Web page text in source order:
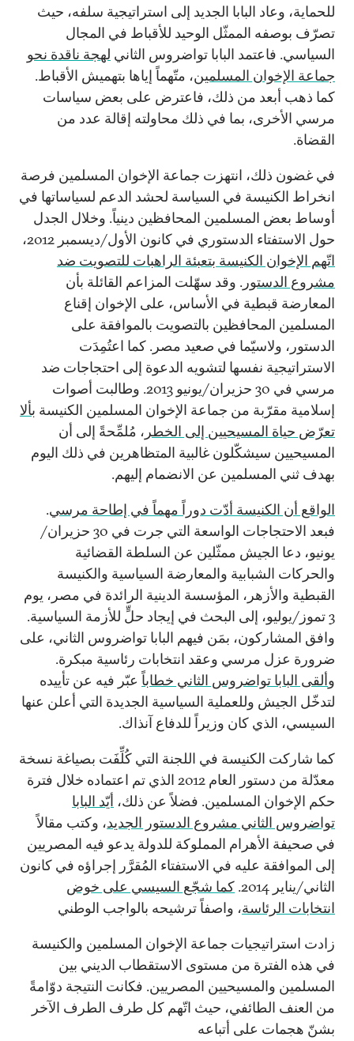
للحماية، وعاد البابا الجديد إلى استراتيجية سلفه، حيث
تصرّف بوصفه الممثّل الوحيد للأقباط في المجال
السياسي. فاعتمد البابا تواضروس الثاني لهجة ناقدة نحو
جماعة الإخوان المسلمين، متّهماً إياها بتهميش الأقباط.
كما ذهب أبعد من ذلك، فاعترض على بعض سياسات
مرسي الأخرى، بما في ذلك محاولته إقالة عدد من
القضاة.
في غضون ذلك، انتهزت جماعة الإخوان المسلمين فرصة
انخراط الكنيسة في السياسة لحشد الدعم لسياساتها في
أوساط بعض المسلمين المحافظين دينياً. وخلال الجدل
حول الاستفتاء الدستوري في كانون الأول/ديسمبر 2012،
اتّهم الإخوان الكنيسة بتعبئة الراهبات للتصويت ضد
مشروع الدستور . وقد سهّلت المزاعم القائلة بأن
المعارضة قبطية في الأساس، على الإخوان إقناع
المسلمين المحافظين بالتصويت بالموافقة على
الدستور، ولاسيّما في صعيد مصر. كما اعتُمِدَت
الاستراتيجية نفسها لتشويه الدعوة إلى احتجاجات ضد
مرسي في 30 حزيران/يونيو 2013. وطالبت أصوات
إسلامية مقرّبة من جماعة الإخوان المسلمين الكنيسة بألا
تعرّض حياة المسيحيين إلى الخطر ، مُلمِّحةً إلى أن
المسيحيين سيشكّلون غالبية المتظاهرين في ذلك اليوم
بهدف ثني المسلمين عن الانضمام إليهم.
الواقع أن الكنيسة أدّت دوراً مهماً في إطاحة مرسي.
فبعد الاحتجاجات الواسعة التي جرت في 30 حزيران/
يونيو، دعا الجيش ممثّلين عن السلطة القضائية
والحركات الشبابية والمعارضة السياسية والكنيسة
القبطية والأزهر، المؤسسة الدينية الرائدة في مصر، يوم
3 تموز/يوليو، إلى البحث في إيجاد حلٍّ للأزمة السياسية.
وافق المشاركون، بمَن فيهم البابا تواضروس الثاني، على
ضرورة عزل مرسي وعقد انتخابات رئاسية مبكرة.
وألقى البابا تواضروس الثاني خطاباً عبّر فيه عن تأييده
لتدخّل الجيش وللعملية السياسية الجديدة التي أعلن عنها
السيسي، الذي كان وزيراً للدفاع آنذاك.
كما شاركت الكنيسة في اللجنة التي كُلِّفَت بصياغة نسخة
معدّلة من دستور العام 2012 الذي تم اعتماده خلال فترة
حكم الإخوان المسلمين. فضلاً عن ذلك، أيّد البابا
تواضروس الثاني مشروع الدستور الجديد، وكتب مقالاً
في صحيفة الأهرام المملوكة للدولة يدعو فيه المصريين
إلى الموافقة عليه في الاستفتاء المُقرَّر إجراؤه في كانون
الثاني/يناير 2014.
كما شجّع السيسي على خوض
انتخابات الرئاسة، واصفاً ترشيحه بالواجب الوطني
زادت استراتيجيات جماعة الإخوان المسلمين والكنيسة
في هذه الفترة من مستوى الاستقطاب الديني بين
المسلمين والمسيحيين المصريين. فكانت النتيجة دوّامةً
من العنف الطائفي، حيث اتّهم كل طرف الطرف الآخر
بشنّ هجمات على أتباعه